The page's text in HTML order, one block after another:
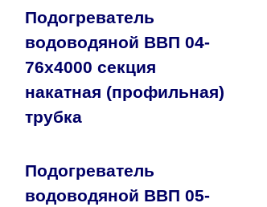
Подогреватель
водоводяной ВВП 04-
76х4000 секция
накатная (профильная)
трубка
Подогреватель
водоводяной ВВП 05-